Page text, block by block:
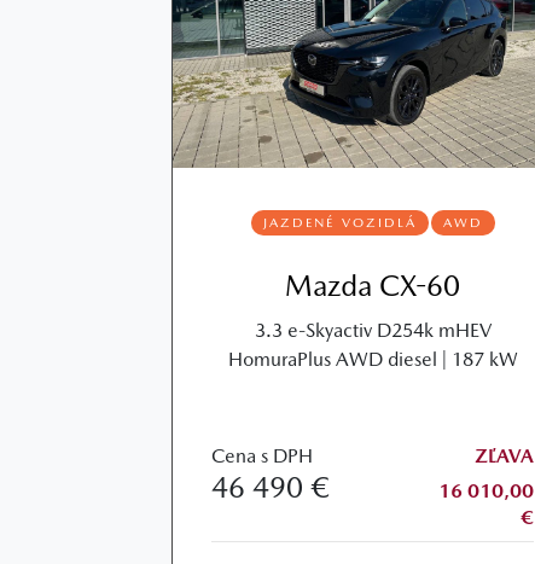
JAZDENÉ VOZIDLÁ AWD
Mazda CX-60
3.3 e-Skyactiv D254k mHEV
HomuraPlus AWD diesel | 187 kW
Cena s DPH
46 490 €
ZĽAVA
16 010,00
€